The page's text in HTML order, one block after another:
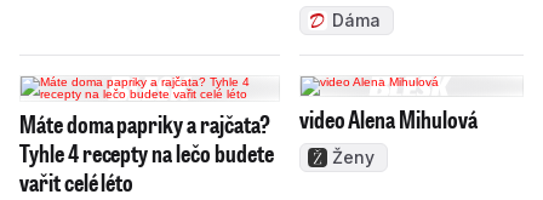
Dáma
Máte doma papriky a rajčata?
Tyhle 4 recepty na lečo budete
vařit celé léto
video Alena Mihulová
Ženy